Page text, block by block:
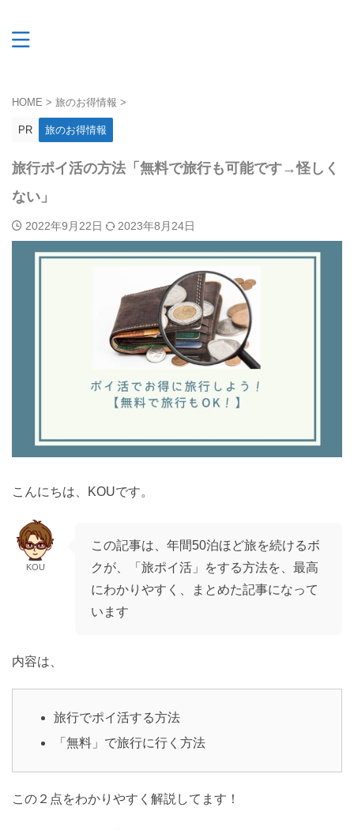
HOME > 旅のお得情報 >
PR 旅のお得情報
旅行ポイ活の方法「無料で旅行も可能です→怪しく
ない」
2022年9月22日 2023年8月24日
こんにちは、KOUです。
KOU
この記事は、年間50泊ほど旅を続けるボ
クが、「旅ポイ活」をする方法を、最高
にわかりやすく、まとめた記事になって
います
内容は、
旅行でポイ活する方法
「無料」で旅行に行く方法
この２点をわかりやすく解説してます！